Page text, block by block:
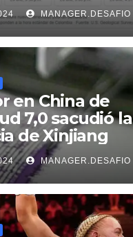
MANAGER.DESAFIO
en China de
7,0 sacudió la
de Xinjiang
MANAGER.DESAFIO